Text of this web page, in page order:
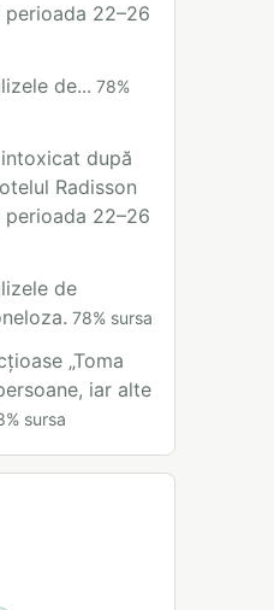
perioada 22–26
de... 78%
după
Radisson
perioada 22–26
de
78% sursa
„Toma
iar alte
% sursa